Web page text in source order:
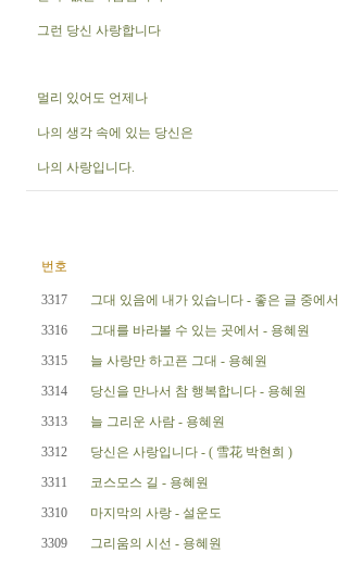
그런 당신 사랑합니다
멀리 있어도 언제나
나의 생각 속에 있는 당신은
나의 사랑입니다.
번호
3317 그대 있음에 내가 있습니다 - 좋은 글 중에서
3316
그대를 바라볼 수 있는 곳에서 - 용혜원
3315
늘 사랑만 하고픈 그대 - 용혜원
3314
당신을 만나서 참 행복합니다 - 용혜원
3313
늘 그리운 사람 - 용혜원
3312
당신은 사랑입니다 - ( 雪花 박현희 )
3311
코스모스 길 - 용혜원
3310
마지막의 사랑 - 설운도
3309
그리움의 시선 - 용혜원